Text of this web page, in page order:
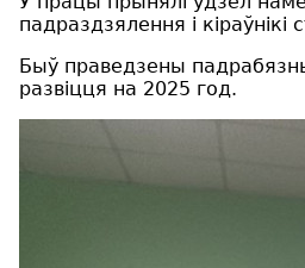
падраздзялення і
Быў праведзены
развіцця на 2025 год.